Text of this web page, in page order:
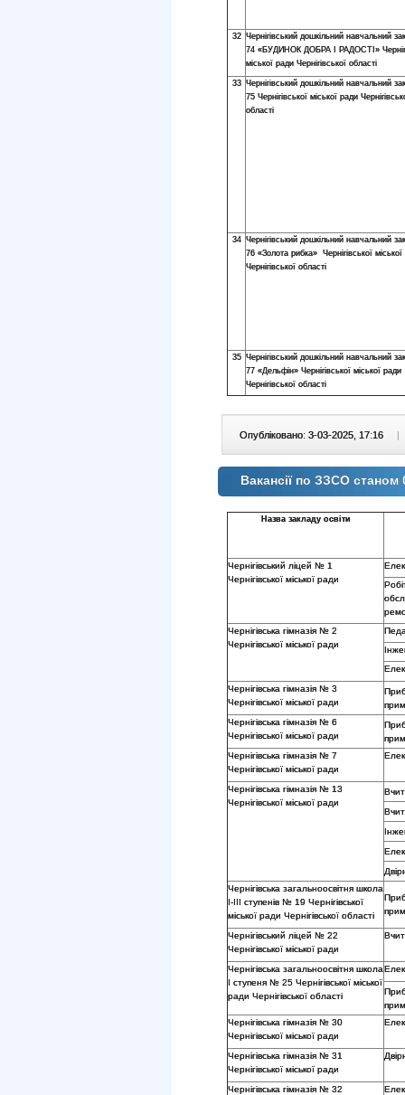
32 Чернігівський дошкільний навчальний
74 «БУДИНОК ДОБРА І РАДОСТІ»
міської ради Чернігівської області
33 Чернігівський дошкільний навчальний
75 Чернігівської міської ради
області
34 Чернігівський дошкільний навчальний
76 «Золота рибка» Чернігівської
Чернігівської області
35 Чернігівський дошкільний навчальний
77 «Дельфін» Чернігівської міської ради
Чернігівської області
Опубліковано: 3-03-2025, 17:16 |
Вакансії по ЗЗСО станом
Назва закладу освіти
Чернігівський ліцей № 1
Чернігівської міської ради
Чернігівська гімназія № 2
Чернігівської міської ради
Чернігівська гімназія № 3
Чернігівської міської ради
Чернігівська гімназія № 6
Чернігівської міської ради
Чернігівська гімназія № 7
Чернігівської міської ради
Чернігівська гімназія № 13
Чернігівської міської ради
Чернігівська загальноосвітня школа
І-ІІІ ступенів № 19 Чернігівської
міської ради Чернігівської області
Чернігівський ліцей № 22
Чернігівської міської ради
Чернігівська загальноосвітня школа
І ступеня № 25 Чернігівської міської
ради Чернігівської області
Чернігівська гімназія № 30
Чернігівської міської ради
Чернігівська гімназія № 31
Чернігівської міської ради
Чернігівська гімназія № 32